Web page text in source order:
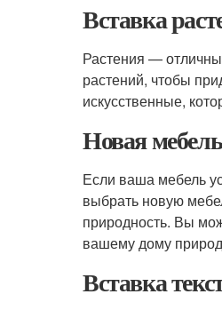
Вставка
Растения —
растений, чтобы
искусственные,
Новая мебель
Если ваша мебель
выбрать новую
природность. Вы
вашему дому
Вставка